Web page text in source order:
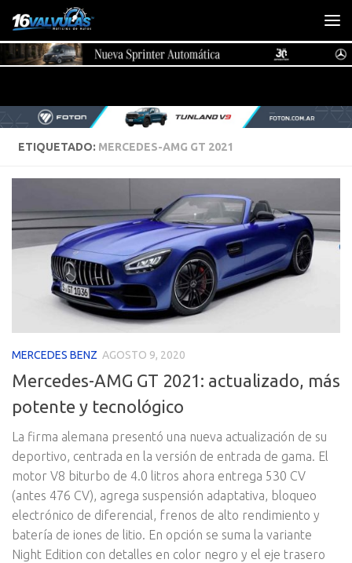
Saltar al contenido
ETIQUETADO: MERCEDES-AMG GT 2021
MERCEDES BENZ AGOSTO 9, 2020
Mercedes-AMG GT 2021: actualizado, más
potente y tecnológico
La firma alemana presentó una nueva actualización de su
deportivo, centrada en la versión de entrada de gama. El
motor V8 biturbo de 4.0 litros ahora entrega 530 CV
(antes 476 CV), agrega suspensión adaptativa, bloqueo
electrónico de diferencial, frenos de alto rendimiento y
batería de iones de litio. En opción se suma la variante
Night Edition con detalles en color negro y el eje trasero